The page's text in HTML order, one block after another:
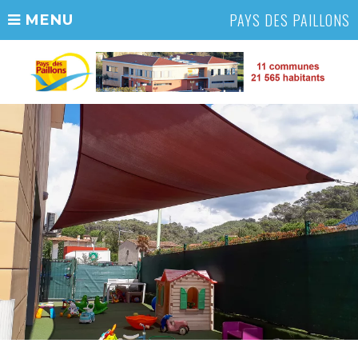
MENU PAYS DES PAILLONS